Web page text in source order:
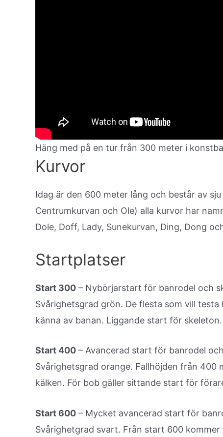
Häng med på en tur från 300 meter i
Kurvor
Idag är den 600 meter lång och består av
Centrumkurvan och Ole) alla kurvor har
Dole, Doff, Lady, Sunekurvan, Ding, Dong
Startplatser
Start 300 – Nybörjarstart för banrodel och
Svårighetsgrad grön. De flesta som vill
känna av banan. Liggande start för skeleton.
Start 400 – Avancerad start för banrodel
Svårighetsgrad orange. Fallhöjden från
kälken. För bob gäller sittande start för
Start 600 – Mycket avancerad start för
Svårighetgrad svart. Från start 600